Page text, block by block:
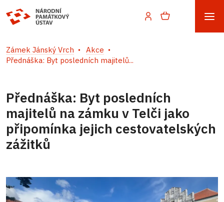
Zámek Jánský Vrch
Akce
Přednáška: Byt posledních majitelů...
Přednáška: Byt posledních
majitelů na zámku v Telči jako
připomínka jejich cestovatelských
zážitků